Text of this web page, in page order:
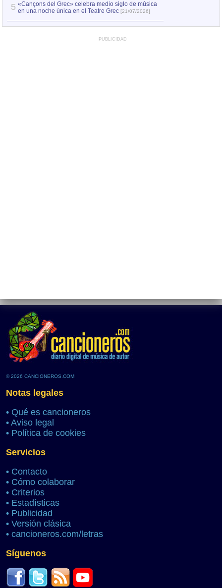
5 «Cançons del Grec» celebra medio siglo de música
en una noche única en el Teatre Grec [21/07/2026]
PUBLICIDAD
© 2026 CANCIONEROS.COM
Notas legales
• Qué es cancioneros
• Aviso legal
• Política de cookies
Servicios
• Contacto
• Cómo colaborar
• Criterios
• Estadísticas
• Publicidad
• Versión clásica
• cancioneros.com/letras
Síguenos